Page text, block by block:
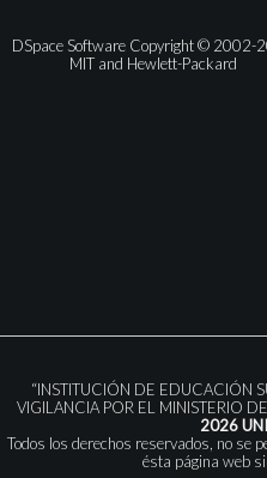
DSpace Software Copyright © 2002-
MIT and Hewlett-Packard
“INSTITUCIÓN DE EDUCACIÓN
VIGILANCIA POR EL MINISTERIO
2026
Todos los derechos reservados, no se
ésta página web